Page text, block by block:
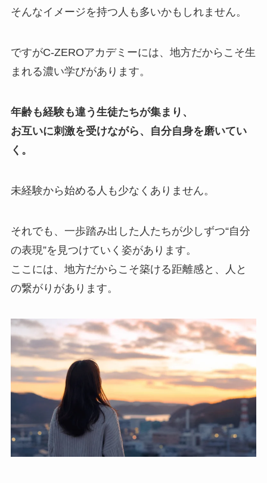
そんなイメージを持つ人も多いかもしれません。
ですがC-ZEROアカデミーには、地方だからこそ生
まれる濃い学びがあります。
年齢も経験も違う生徒たちが集まり、
お互いに刺激を受けながら、自分自身を磨いてい
く。
未経験から始める人も少なくありません。
それでも、一歩踏み出した人たちが少しずつ“自分
の表現”を見つけていく姿があります。
ここには、地方だからこそ築ける距離感と、人と
の繋がりがあります。